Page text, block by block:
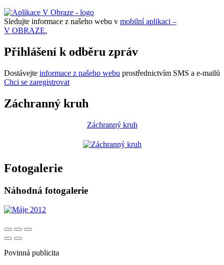
Sledujte informace z našeho webu v mobilní aplikaci –
V OBRAZE.
Přihlášení k odběru zpráv
Dostávejte informace z našeho webu prostřednictvím SMS a e-mailů
Chci se zaregistrovat
Záchranný kruh
Záchranný kruh
Fotogalerie
Náhodná fotogalerie
Povinná publicita